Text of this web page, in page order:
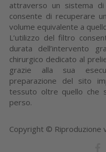
attraverso un sistema di
consente di recuperare
volume equivalente a
L’utilizzo del filtro
durata dell’intervento
chirurgico dedicato al
grazie alla sua
preparazione del sito
tessuto oltre quello che
perso.
Copyright ©